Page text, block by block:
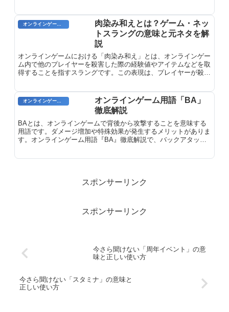
肉染み和えとは？ゲーム・ネッ
トスラングの意味と元ネタを解
説
オンラインゲームにおける「肉染み和え」とは、オンラインゲー
ム内で他のプレイヤーを殺害した際の経験値やアイテムなどを取
得することを指すスラングです。この表現は、プレイヤーが殺害
オンラインゲームのプレイに関する用語
オンラインゲーム用語「BA」
徹底解説
BAとは、オンラインゲームで背後から攻撃することを意味する
用語です。ダメージ増加や特殊効果が発生するメリットがありま
す。オンラインゲーム用語『BA』徹底解説で、バックアタック
スポンサーリンク
スポンサーリンク
今さら聞けない「周年イベント」の意
味と正しい使い方
今さら聞けない「スタミナ」の意味と
正しい使い方